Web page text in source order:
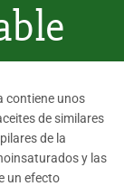
contiene unos
de similares
de la
y las
un efecto